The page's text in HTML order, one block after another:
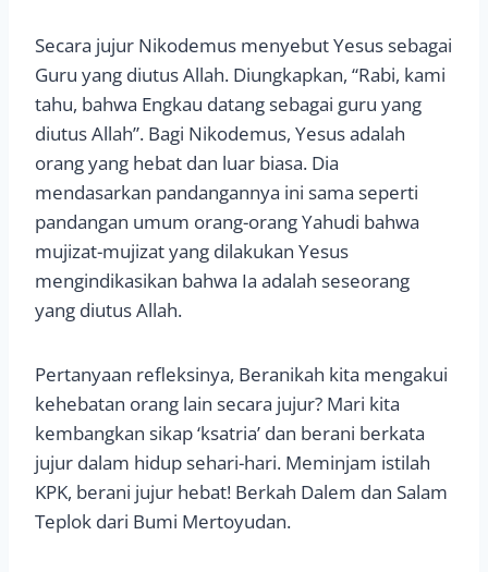
Secara jujur Nikodemus menyebut Yesus sebagai
Guru yang diutus Allah. Diungkapkan, “Rabi, kami
tahu, bahwa Engkau datang sebagai guru yang
diutus Allah”. Bagi Nikodemus, Yesus adalah
orang yang hebat dan luar biasa. Dia
mendasarkan pandangannya ini sama seperti
pandangan umum orang-orang Yahudi bahwa
mujizat-mujizat yang dilakukan Yesus
mengindikasikan bahwa Ia adalah seseorang
yang diutus Allah.
Pertanyaan refleksinya, Beranikah kita mengakui
kehebatan orang lain secara jujur? Mari kita
kembangkan sikap ‘ksatria’ dan berani berkata
jujur dalam hidup sehari-hari. Meminjam istilah
KPK, berani jujur hebat! Berkah Dalem dan Salam
Teplok dari Bumi Mertoyudan.